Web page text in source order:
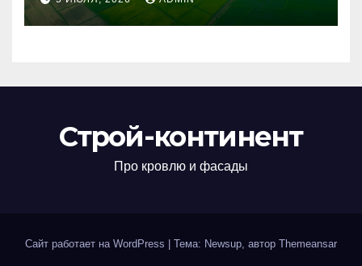
использования
Строй-континент
Про кровлю и фасады
Сайт работает на WordPress | Тема: Newsup, автор Themeansar